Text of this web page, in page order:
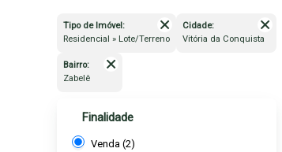
Tipo de Imóvel:
Residencial » Lote/Terreno
Cidade:
Vitória da Conquista
Bairro:
Zabelê
Finalidade
Venda (2)